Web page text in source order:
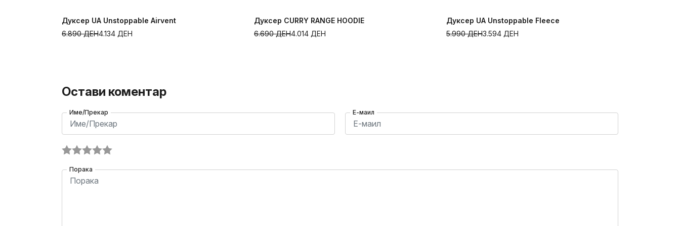
Дуксер UA Unstoppable Airvent
4.134 ДЕН
6.890ДЕН
Дуксер CURRY RANGE HOODIE
4.014 ДЕН
6.690ДЕН
Дуксер UA Unstoppable Fleece
3.594 ДЕН
5.990ДЕН
Остави коментар
Име/Прекар Е-маил
Порака